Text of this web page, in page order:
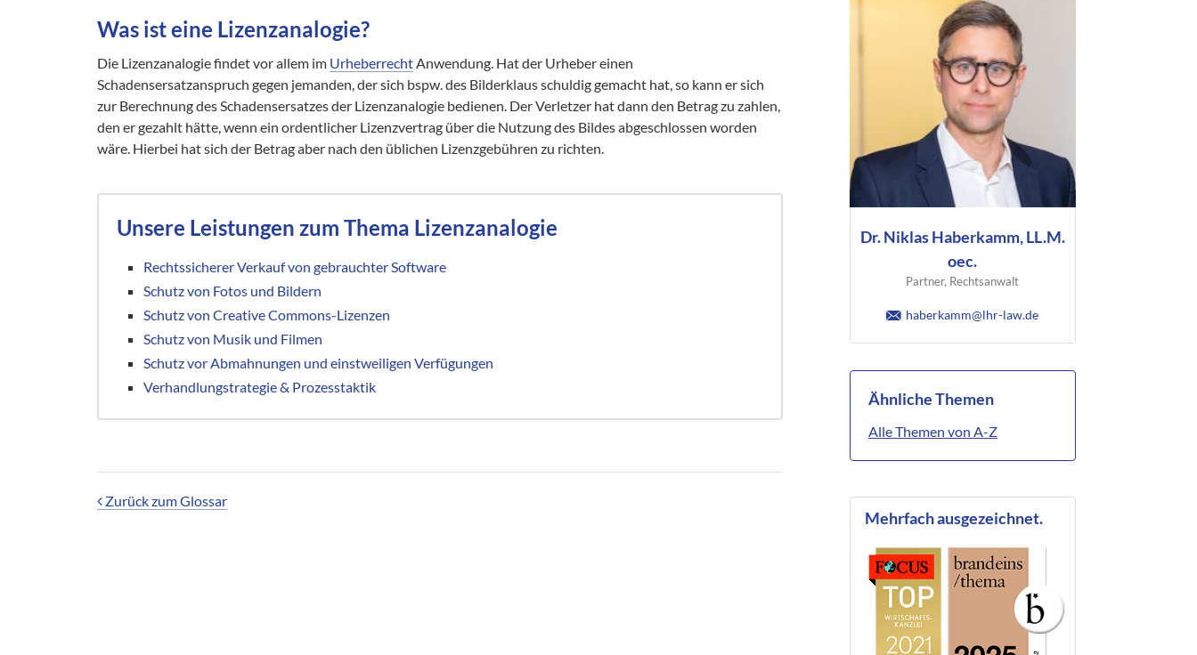
Was ist eine Lizenzanalogie?
Die Lizenzanalogie findet vor allem im UrheberrechtAnwendung. Hat der Urheber einen
Schadensersatzanspruch gegen jemanden, der sich bspw. des Bilderklaus schuldig gemacht hat, so kann er sich
zur Berechnung des Schadensersatzes der Lizenzanalogie bedienen. Der Verletzer hat dann den Betrag zu zahlen,
den er gezahlt hätte, wenn ein ordentlicher Lizenzvertrag über die Nutzung des Bildes abgeschlossen worden
wäre. Hierbei hat sich der Betrag aber nach den üblichen Lizenzgebühren zu richten.
Unsere Leistungen zum Thema Lizenzanalogie
Rechtssicherer Verkauf von gebrauchter Software
Schutz von Fotos und Bildern
Schutz von Creative Commons-Lizenzen
Schutz von Musik und Filmen
Schutz vor Abmahnungen und einstweiligen Verfügungen
Verhandlungstrategie & Prozesstaktik
Zurück zum Glossar
Dr. Niklas Haberkamm, LL.M.
oec.
Partner, Rechtsanwalt
haberkamm@lhr-law.de
Ähnliche Themen
Alle Themen von A-Z
Mehrfach ausgezeichnet.